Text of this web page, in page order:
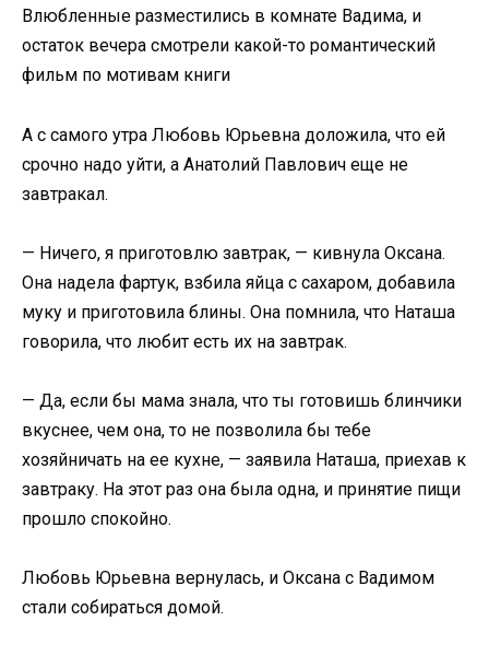
Влюбленные разместились в комнате Вадима, и
остаток вечера смотрели какой-то романтический
фильм по мотивам книги
А с самого утра Любовь Юрьевна доложила, что ей
срочно надо уйти, а Анатолий Павлович еще не
завтракал.
— Ничего, я приготовлю завтрак, — кивнула Оксана.
Она надела фартук, взбила яйца с сахаром, добавила
муку и приготовила блины. Она помнила, что Наташа
говорила, что любит есть их на завтрак.
— Да, если бы мама знала, что ты готовишь блинчики
вкуснее, чем она, то не позволила бы тебе
хозяйничать на ее кухне, — заявила Наташа, приехав к
завтраку. На этот раз она была одна, и принятие пищи
прошло спокойно.
Любовь Юрьевна вернулась, и Оксана с Вадимом
стали собираться домой.